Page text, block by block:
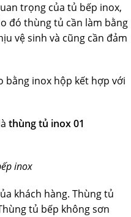
trọng của tủ bếp inox,
đó thùng tủ cần làm bằng
vệ sinh và cũng cần đảm
bằng inox hộp kết hợp với
thùng tủ inox 01
inox
khách hàng. Thùng tủ
tủ bếp không sơn